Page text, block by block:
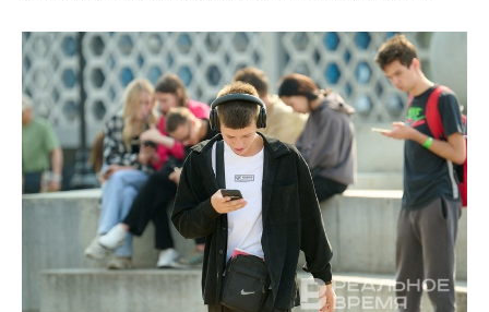
ВОДНЫЕ ВИДЫ СПОРТА
ХОККЕЙ С МЯЧОМ
ОБРАЗОВАНИЕ
ПРОИСШЕСТВИЯ